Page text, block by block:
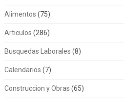
Alimentos (75)
Articulos (286)
Busquedas Laborales (8)
Calendarios (7)
Construccion y Obras (65)